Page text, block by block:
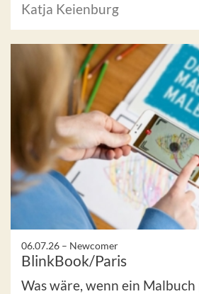
Katja Keienburg
06.07.26 – Newcomer
BlinkBook/Paris
Was wäre, wenn ein